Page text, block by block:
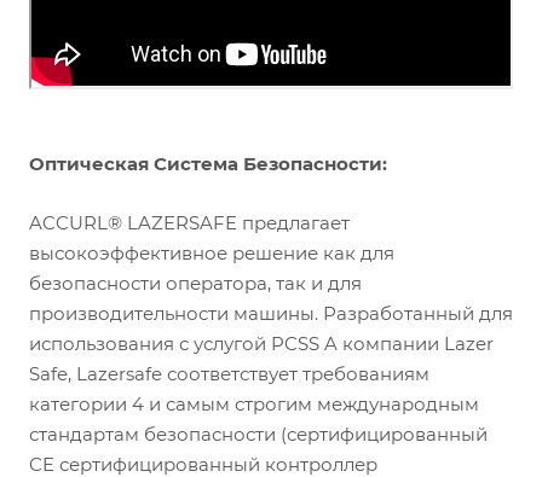
Оптическая Система Безопасности:
ACCURL® LAZERSAFE предлагает
высокоэффективное решение как для
безопасности оператора, так и для
производительности машины. Разработанный для
использования с услугой PCSS A компании Lazer
Safe, Lazersafe соответствует требованиям
категории 4 и самым строгим международным
стандартам безопасности (сертифицированный
CE сертифицированный контроллер